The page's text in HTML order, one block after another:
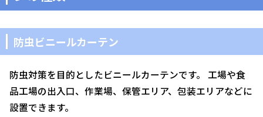
防虫ビニールカーテン
防虫対策を目的としたビニールカーテンです。 工場や食
品工場の出入口、作業場、保管エリア、包装エリアなどに
設置できます。